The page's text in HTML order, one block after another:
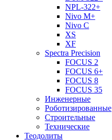
NPL-322+
Nivo M+
Nivo C
XS
XF
Spectra Precision
FOCUS 2
FOCUS 6+
FOCUS 8
FOCUS 35
Инженерные
Роботизированные
Строительные
Технические
Теодолиты